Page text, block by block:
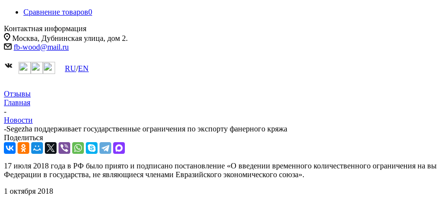
Сравнение товаров0
Контактная информация
Москва, Дубнинская улица, дом 2.
fb-wood@mail.ru
RU/EN
Отзывы
Главная
-
Новости
-Segezha поддерживает государственные ограничения по экспорту фанерного кряжа
Поделиться
17 июля 2018 года в РФ было приято и подписано постановление «О введении временного количественного ограничения на
Федерации в государства, не являющиеся членами Евразийского экономического союза».
1 октября 2018